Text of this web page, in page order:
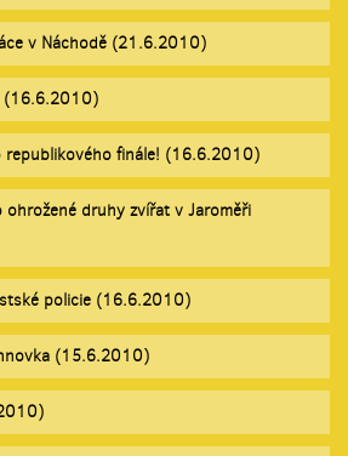
v Náchodě (21.6.2010)
(16.6.2010)
republikového finále! (16.6.2010)
ohrožené druhy zvířat v Jaroměři
policie (16.6.2010)
(15.6.2010)